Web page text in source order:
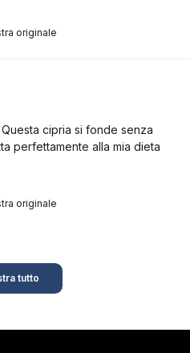
originale
originale
cipria si fonde senza
perfettamente alla mia dieta
tutto